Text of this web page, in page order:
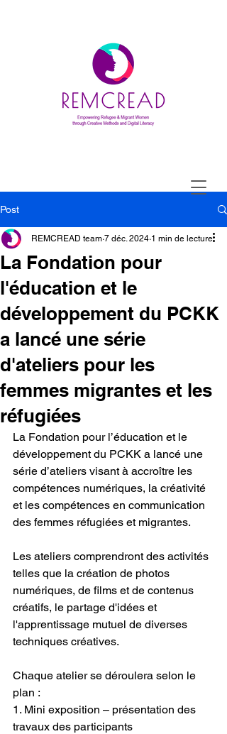
Post
La Fondation pour
l'éducation et le
développement du PCKK
a lancé une série
d'ateliers pour les
femmes migrantes et les
réfugiées
REMCREAD team 7 déc. 2024 1 min de lecture
La Fondation pour l’éducation et le
développement du PCKK a lancé une
série d’ateliers visant à accroître les
compétences numériques, la créativité
et les compétences en communication
des femmes réfugiées et migrantes.
Les ateliers comprendront des activités
telles que la création de photos
numériques, de films et de contenus
créatifs, le partage d'idées et
l'apprentissage mutuel de diverses
techniques créatives.
Chaque atelier se déroulera selon le
plan :
1. Mini exposition – présentation des
travaux des participants